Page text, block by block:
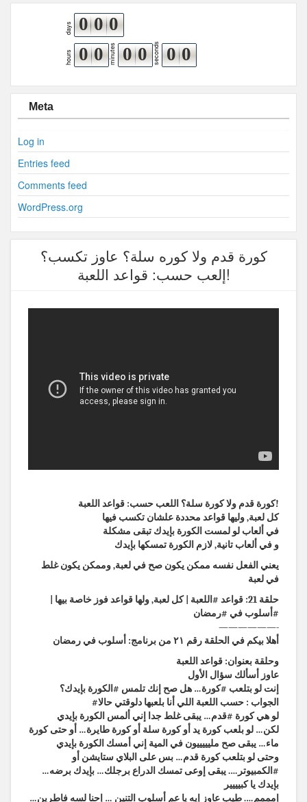
days 0 0 0
hours 0 0 minutes 0 0 seconds 0 0
Meta
Log in
Entries feed
Comments feed
WordPress.org
كورة قدم ولا كوره سلة؟ عاوز تكسب؟
إلعب حسب: قواعد اللعبة!
كورة قدم ولا كورة سلة؟ اللعب حسب: قواعد اللعبة!
كل لعبة, وليها قواعد محددة علشان تكسب فيها
في ألعاب لو لمست الكورة بإيدك تبقى مشكلة
و في ألعاب تانية, لازم الكورة تمسكها بإيدك
يعني الفعل نفسه ممكن يكون صح في لعبة, وممكن يكون غلط
في لعبة
حلقة 21: قواعد #اللعبة | كل لعبة, ولها قواعد فوز خاصة بيها |
#أسلوب في #رمضان
——————-
أهلا بيكم في الحلقة رقم ٢١ من برنامج: أسلوب في رمضان
وحلقة بعنوان: قواعد اللعبة
عاوز أسألك سؤال الأول
إنت لو بتلعب #كورة… هل صح إنك تلمس #الكورة بإيدك؟
#الجواب : حسب اللعبة اللي أنا بلعبها دلوقتي حالا
لو هي كورة #قدم… يبقى غلط جدا إني ألمس الكورة بإيدي
لكن… لو بلعب كورة يد أو كورة سلة أو كورة طايرة… أو حتى كورة
ماء… يبقى صح مليييييون في المية إني أمسك الكورة بإيدي
وحتى لو بتلعب كورة قدم… بس على البلاي ستايشن أو
#الكمبيوتر…. يبقى إوعى تمسك الدراع برجلك… بإيدك برضه…
بإيدك يا كبيييير
إمممم…. طيب عاوز إيه يا عم أسلوب التنين … إحنا لسه فاطرين…